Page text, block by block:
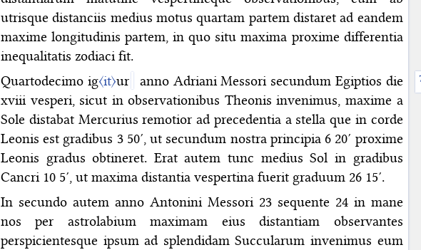
utrisque distanciis medius motus quartam partem distaret ad eandem
maxime longitudinis partem, in quo situ maxima proxime differentia
inequalitatis zodiaci fit.
Quartodecimo ig〈it〉ur
anno Adriani Messori secundum Egiptios die
xviii vesperi, sicut in observationibus Theonis invenimus, maxime a
Sole distabat Mercurius remotior ad precedentia a stella que in corde
Leonis est gradibus 3 50′, ut secundum nostra principia 6 20′ proxime
Leonis gradus obtineret. Erat autem tunc medius Sol in gradibus
Cancri 10 5′, ut maxima distantia vespertina fuerit graduum 26 15′.
In secundo autem anno Antonini Messori 23 sequente 24 in mane
nos per astrolabium maximam eius distantiam observantes
perspicientesque ipsum ad splendidam Succularum invenimus eum